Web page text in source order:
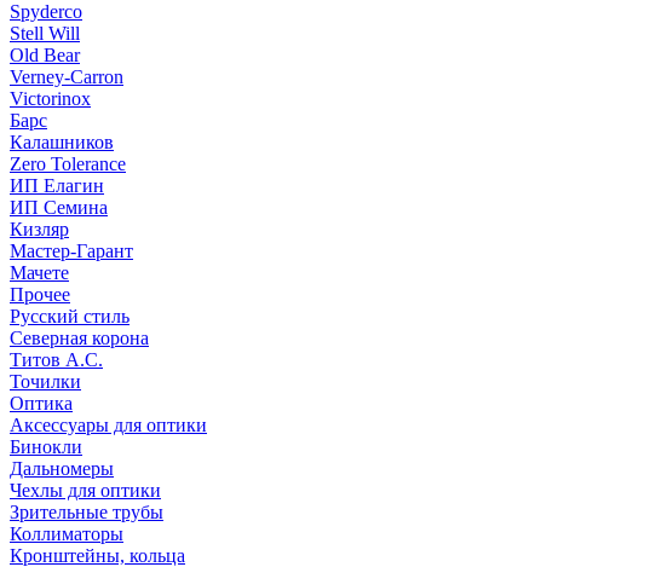
Spyderco
Stell Will
Old Bear
Verney-Carron
Victorinox
Барс
Калашников
Zero Tolerance
ИП Елагин
ИП Семина
Кизляр
Мастер-Гарант
Мачете
Прочее
Русский стиль
Северная корона
Титов А.С.
Точилки
Оптика
Аксессуары для оптики
Бинокли
Дальномеры
Чехлы для оптики
Зрительные трубы
Коллиматоры
Кронштейны, кольца